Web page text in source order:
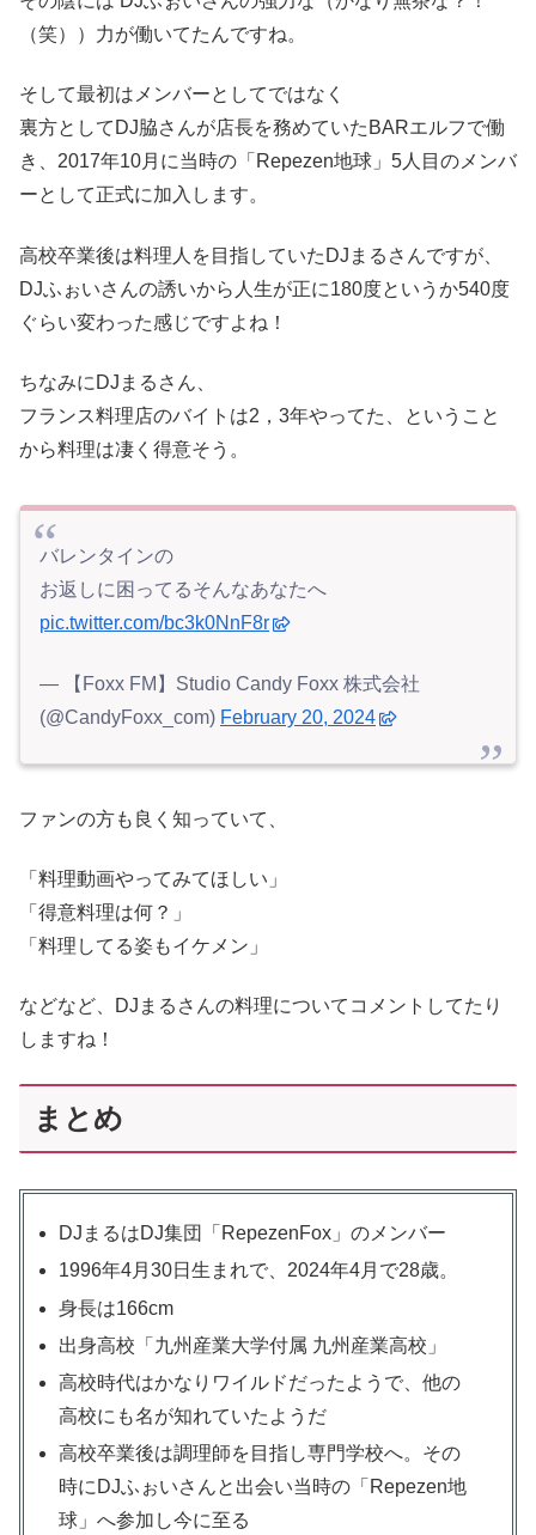
（笑））力が働いてたんですね。
そして最初はメンバーとしてではなく
裏方としてDJ脇さんが店長を務めていたBARエルフで働
き、2017年10月に当時の「Repezen地球」5人目のメンバ
ーとして正式に加入します。
高校卒業後は料理人を目指していたDJまるさんですが、
DJふぉいさんの誘いから人生が正に180度というか540度
ぐらい変わった感じですよね！
ちなみにDJまるさん、
フランス料理店のバイトは2，3年やってた、ということ
から料理は凄く得意そう。
バレンタインの
お返しに困ってるそんなあなたへ
pic.twitter.com/bc3k0NnF8r
— 【Foxx FM】Studio Candy Foxx 株式会社
(@CandyFoxx_com) February 20, 2024
ファンの方も良く知っていて、
「料理動画やってみてほしい」
「得意料理は何？」
「料理してる姿もイケメン」
などなど、DJまるさんの料理についてコメントしてたり
しますね！
まとめ
DJまるはDJ集団「RepezenFox」のメンバー
1996年4月30日生まれで、2024年4月で28歳。
身長は166cm
出身高校「九州産業大学付属 九州産業高校」
高校時代はかなりワイルドだったようで、他の
高校にも名が知れていたようだ
高校卒業後は調理師を目指し専門学校へ。その
時にDJふぉいさんと出会い当時の「Repezen地
球」へ参加し今に至る